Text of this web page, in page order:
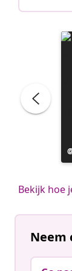
Bekijk hoe
Neem